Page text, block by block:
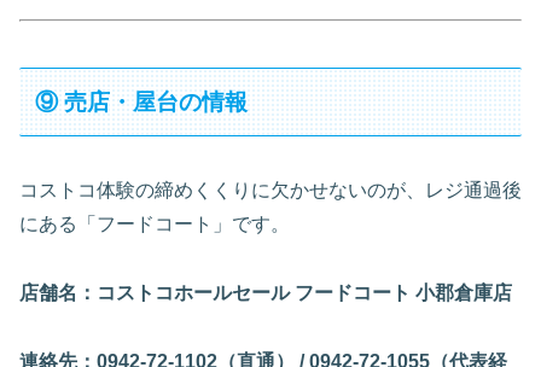
⑨ 売店・屋台の情報
コストコ体験の締めくくりに欠かせないのが、レジ通過後
にある「フードコート」です。
店舗名：コストコホールセール フードコート 小郡倉庫店
連絡先：0942-72-1102（直通） / 0942-72-1055（代表経